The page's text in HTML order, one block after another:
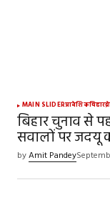
MAIN SLIDERप्रादेशिकबिहार
बिहार चुनाव से
सवालों पर जदयू
byAmit Pandey